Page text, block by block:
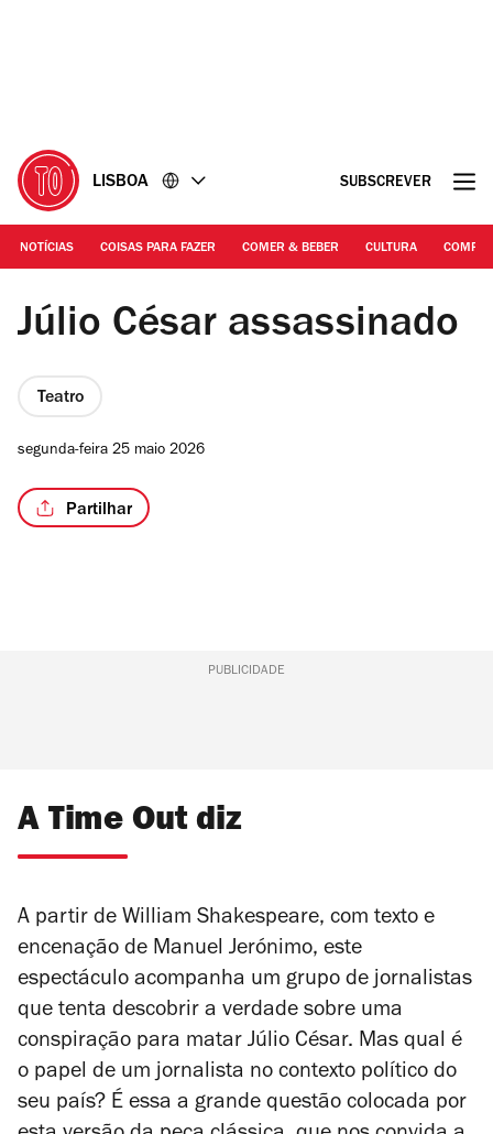
LISBOA SUBSCREVER
NOTÍCIAS COISAS PARA FAZER COMER & BEBER CULTURA
DR | Júlio César assassinado
Júlio César assassinado
Teatro
segunda-feira 25 maio 2026
Partilhar
PUBLICIDADE
A Time Out diz
A partir de William Shakespeare, com texto e
encenação de Manuel Jerónimo, este
espectáculo acompanha um grupo de jornalistas
que tenta descobrir a verdade sobre uma
conspiração para matar Júlio César. Mas qual é
o papel de um jornalista no contexto político do
seu país? É essa a grande questão colocada por